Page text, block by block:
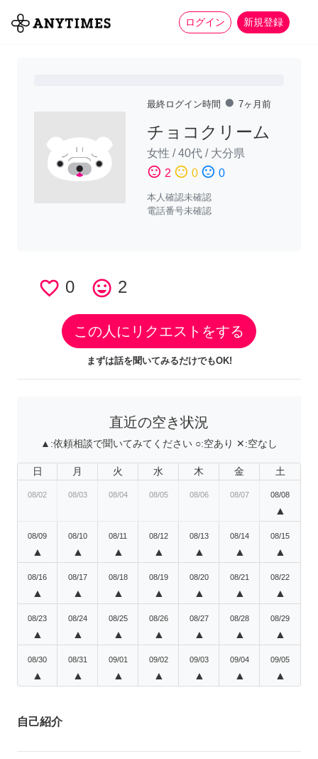
ログイン 新規登録
全て 家事 more_horiz
最終ログイン時間 fiber_manual_record 7ヶ月前
チョコクリーム
女性 /40代 / 大分県
sentiment_satisfied 2 sentiment_neutral 0 sentiment_dissatisfied 0
本人確認未確認
電話番号未確認
favorite_border 0 tag_faces 2
この人にリクエストをする
まずは話を聞いてみるだけでもOK!
直近の空き状況
▲:依頼相談で聞いてみてください ○:空あり ✕:空なし
日 月 火 水 木 金 土
08/02 08/03 08/04 08/05 08/06 08/07 08/08
▲
08/09
▲
08/10
▲
08/11
▲
08/12
▲
08/13
▲
08/14
▲
08/15
▲
08/16
▲
08/17
▲
08/18
▲
08/19
▲
08/20
▲
08/21
▲
08/22
▲
08/23
▲
08/24
▲
08/25
▲
08/26
▲
08/27
▲
08/28
▲
08/29
▲
08/30
▲
08/31
▲
09/01
▲
09/02
▲
09/03
▲
09/04
▲
09/05
▲
自己紹介